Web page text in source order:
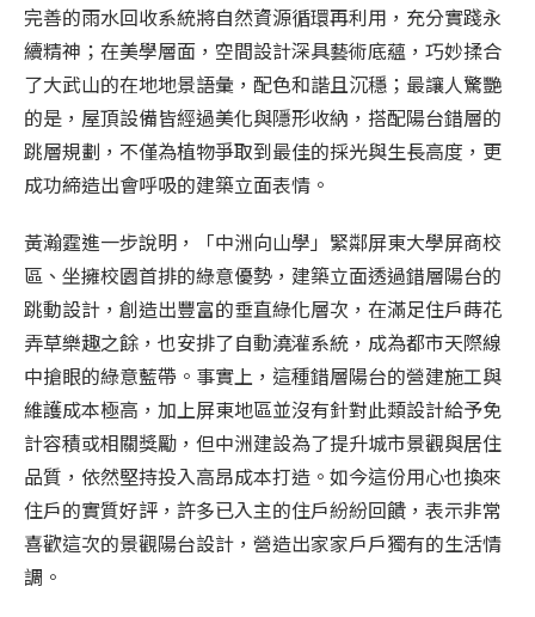
完善的雨水回收系統將自然資源循環再利用，充分實踐永
續精神；在美學層面，空間設計深具藝術底蘊，巧妙揉合
了大武山的在地地景語彙，配色和諧且沉穩；最讓人驚艷
的是，屋頂設備皆經過美化與隱形收納，搭配陽台錯層的
跳層規劃，不僅為植物爭取到最佳的採光與生長高度，更
成功締造出會呼吸的建築立面表情。
黃瀚霆進一步說明，「中洲向山學」緊鄰屏東大學屏商校
區、坐擁校園首排的綠意優勢，建築立面透過錯層陽台的
跳動設計，創造出豐富的垂直綠化層次，在滿足住戶蒔花
弄草樂趣之餘，也安排了自動澆灌系統，成為都市天際線
中搶眼的綠意藍帶。事實上，這種錯層陽台的營建施工與
維護成本極高，加上屏東地區並沒有針對此類設計給予免
計容積或相關獎勵，但中洲建設為了提升城市景觀與居住
品質，依然堅持投入高昂成本打造。如今這份用心也換來
住戶的實質好評，許多已入主的住戶紛紛回饋，表示非常
喜歡這次的景觀陽台設計，營造出家家戶戶獨有的生活情
調。